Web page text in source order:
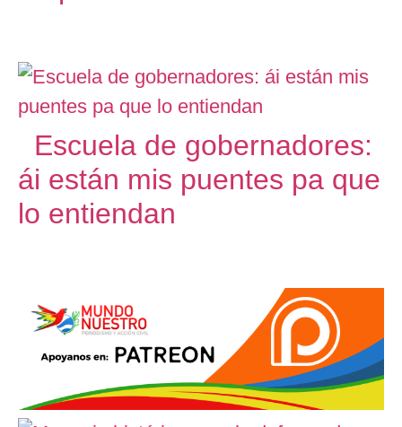
Escuela de gobernadores:
ái están mis puentes pa que
lo entiendan